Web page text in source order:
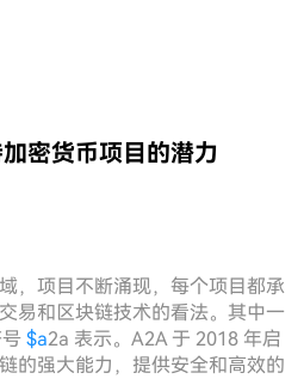
密货币项目的潜力
，项目不断涌现，每个项目都承
易和区块链技术的看法。其中一
$a2a 表示。A2A 于 2018 年启
的强大能力，提供安全和高效的